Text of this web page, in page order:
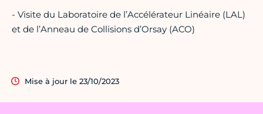
- Visite du Laboratoire de l’Accélérateur Linéaire (LAL)
et de l’Anneau de Collisions d’Orsay (ACO)
Mise à jour le 23/10/2023